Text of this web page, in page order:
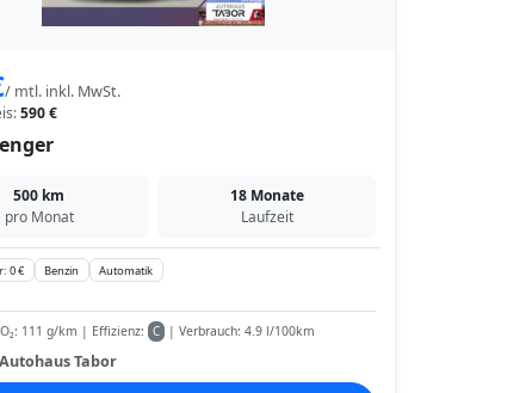
/ mtl. inkl. MwSt.
590 €
500 km
pro Monat
18 Monate
Laufzeit
0 € Benzin Automatik
111 g/km | Effizienz: C | Verbrauch: 4.9 l/100km
Autohaus Tabor